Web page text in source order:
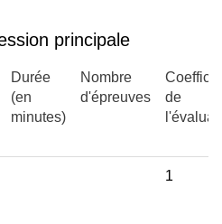
principale
Durée
(en
minutes)
Nombre
d'épreuves
de
1